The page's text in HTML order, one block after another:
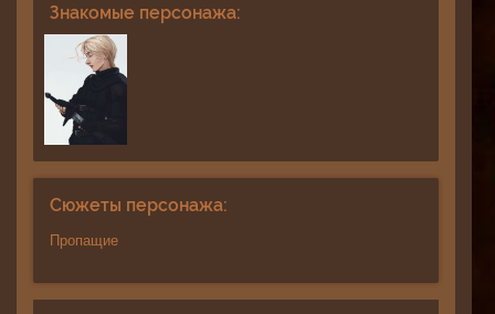
Знакомые персонажа:
Сюжеты персонажа:
Пропащие